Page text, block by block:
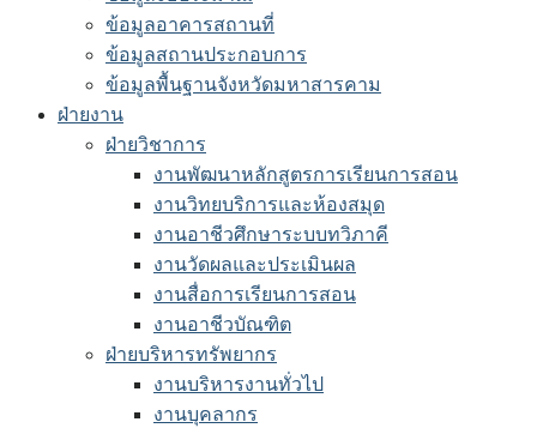
ข้อมูลอาคารสถานที่
ข้อมูลสถานประกอบการ
ข้อมูลพื้นฐานจังหวัดมหาสารคาม
ฝ่ายงาน
ฝ่ายวิชาการ
งานพัฒนาหลักสูตรการเรียนการสอน
งานวิทยบริการและห้องสมุด
งานอาชีวศึกษาระบบทวิภาคี
งานวัดผลและประเมินผล
งานสื่อการเรียนการสอน
งานอาชีวบัณฑิต
ฝ่ายบริหารทรัพยากร
งานบริหารงานทั่วไป
งานบุคลากร